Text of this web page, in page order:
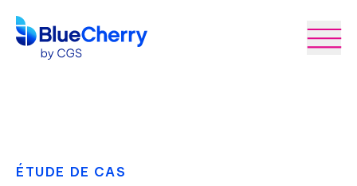
ÉTUDE DE CAS